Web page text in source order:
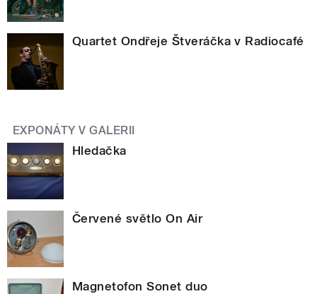
Quartet Ondřeje Štveráčka v Radiocafé
EXPONÁTY V GALERII
Hledačka
Červené světlo On Air
Magnetofon Sonet duo